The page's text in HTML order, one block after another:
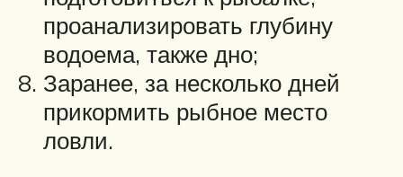
проанализировать глубину
водоема, также дно;
Заранее, за несколько дней
прикормить рыбное место
ловли.